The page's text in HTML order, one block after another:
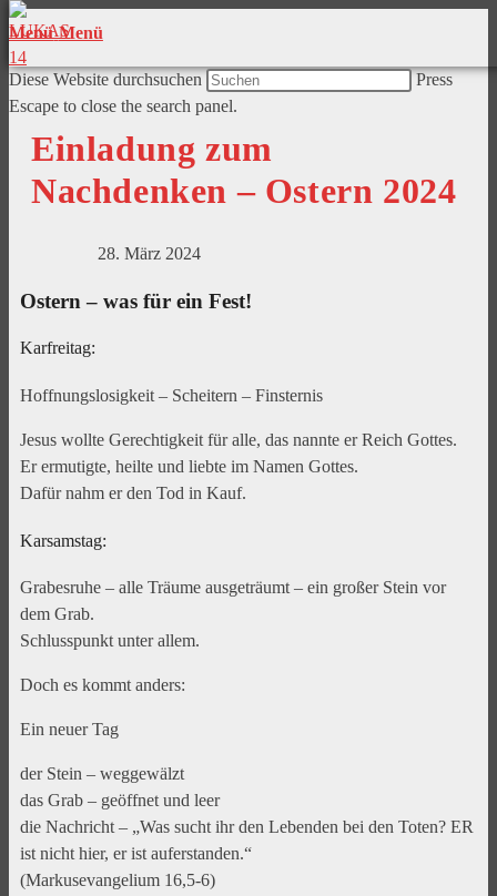
Menü Menü
Diese Website durchsuchen
Press
Escape to close the search panel.
Einladung zum
Nachdenken – Ostern 2024
28. März 2024
Ostern – was für ein Fest!
Karfreitag:
Hoffnungslosigkeit – Scheitern – Finsternis
Jesus wollte Gerechtigkeit für alle, das nannte er Reich Gottes.
Er ermutigte, heilte und liebte im Namen Gottes.
Dafür nahm er den Tod in Kauf.
Karsamstag:
Grabesruhe – alle Träume ausgeträumt – ein großer Stein vor
dem Grab.
Schlusspunkt unter allem.
Doch es kommt anders:
Ein neuer Tag
der Stein – weggewälzt
das Grab – geöffnet und leer
die Nachricht – „Was sucht ihr den Lebenden bei den Toten? ER
ist nicht hier, er ist auferstanden.“
(Markusevangelium 16,5-6)